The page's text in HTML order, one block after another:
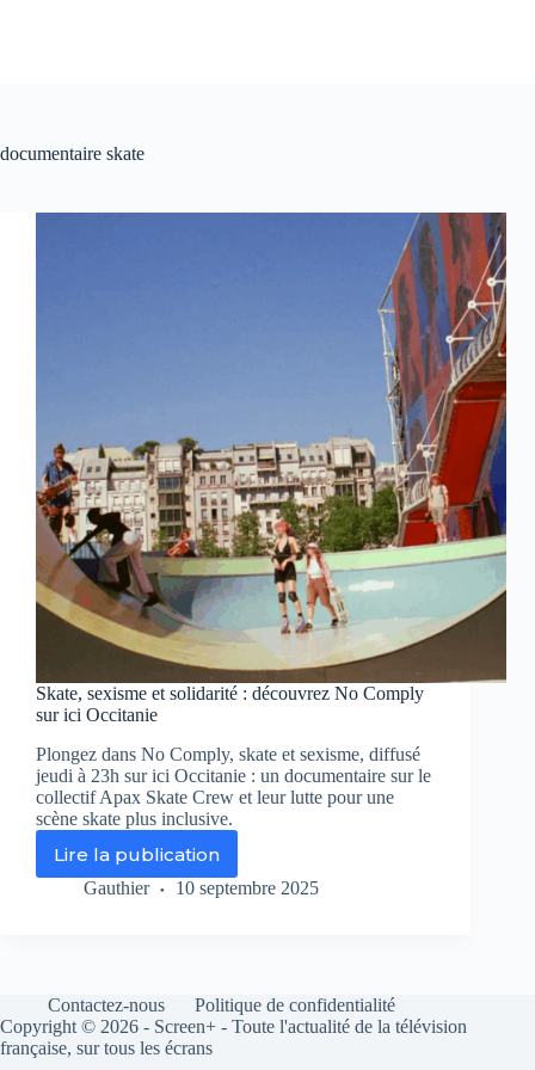
documentaire skate
Skate, sexisme et solidarité : découvrez No Comply
sur ici Occitanie
Plongez dans No Comply, skate et sexisme, diffusé
jeudi à 23h sur ici Occitanie : un documentaire sur le
collectif Apax Skate Crew et leur lutte pour une
scène skate plus inclusive.
Lire la publication
Skate,
sexisme
No
Comply
sur
Gauthier 10 septembre 2025
Contactez-nous
Politique de confidentialité
Copyright © 2026 - Screen+ - Toute l'actualité de la télévision
française, sur tous les écrans